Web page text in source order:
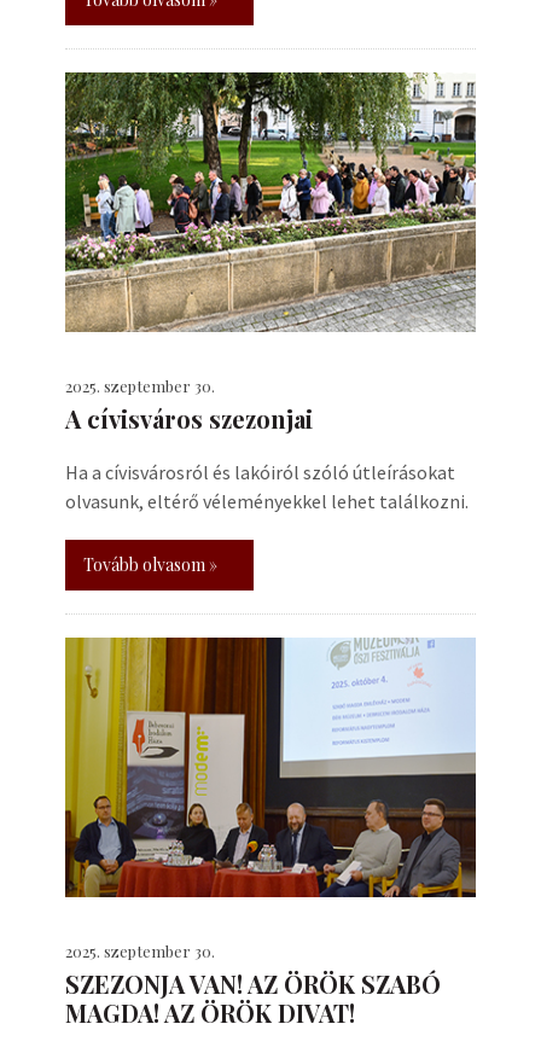
2025. szeptember 30.
A cívisváros szezonjai
Ha a cívisvárosról és lakóiról szóló útleírásokat
olvasunk, eltérő véleményekkel lehet találkozni.
Tovább olvasom »
2025. szeptember 30.
SZEZONJA VAN! AZ ÖRÖK SZABÓ
MAGDA! AZ ÖRÖK DIVAT!